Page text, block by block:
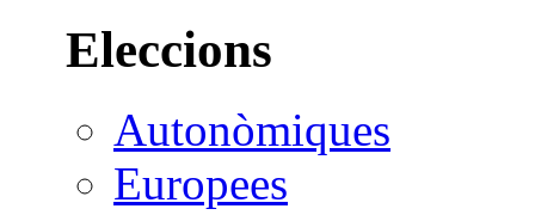
Eleccions
Autonòmiques
Europees